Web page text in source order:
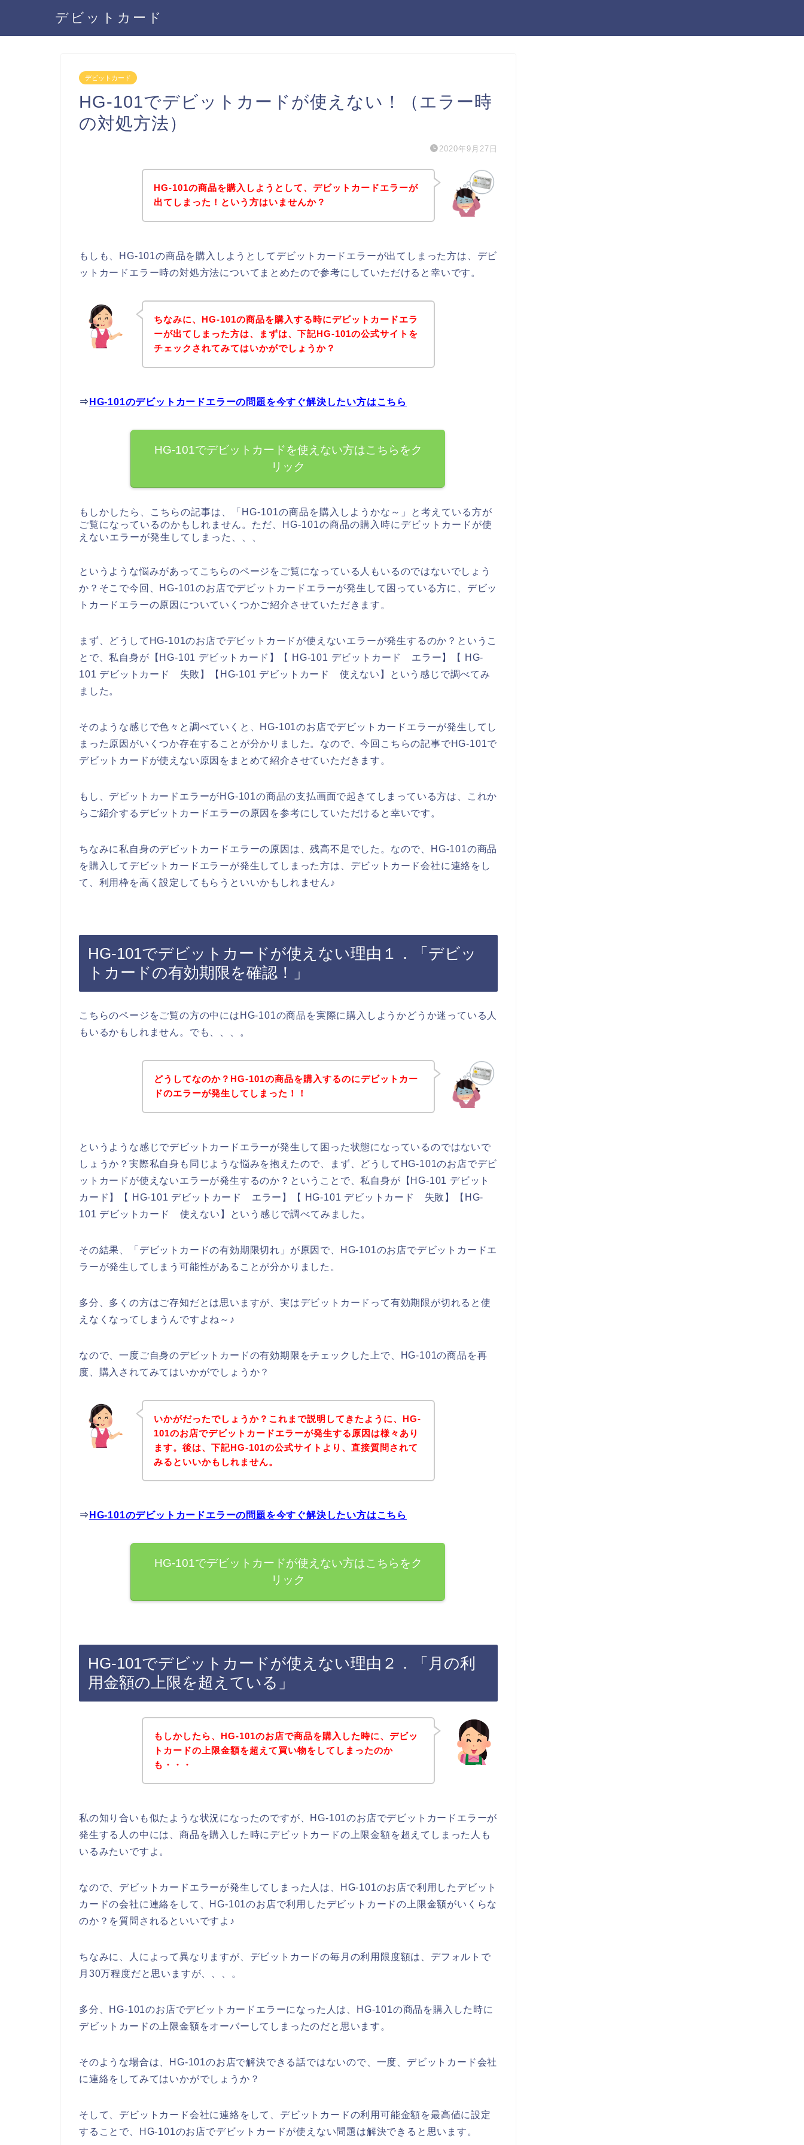
デビットカード
デビットカード
HG-101でデビットカードが使えない！（エラー時
の対処方法）
2020年9月27日
HG-101の商品を購入しようとして、デビットカードエラーが
出てしまった！という方はいませんか？
もしも、HG-101の商品を購入しようとしてデビットカードエラーが出てしまった方は、デビ
ットカードエラー時の対処方法についてまとめたので参考にしていただけると幸いです。
ちなみに、HG-101の商品を購入する時にデビットカードエラ
ーが出てしまった方は、まずは、下記HG-101の公式サイトを
チェックされてみてはいかがでしょうか？
⇒ HG-101のデビットカードエラーの問題を今すぐ解決したい方はこちら
HG-101でデビットカードを使えない方はこちらをク
リック
もしかしたら、こちらの記事は、「HG-101の商品を購入しようかな～」と考えている方が
ご覧になっているのかもしれません。ただ、HG-101の商品の購入時にデビットカードが使
えないエラーが発生してしまった、、、
というような悩みがあってこちらのページをご覧になっている人もいるのではないでしょう
か？そこで今回、HG-101のお店でデビットカードエラーが発生して困っている方に、デビッ
トカードエラーの原因についていくつかご紹介させていただきます。
まず、どうしてHG-101のお店でデビットカードが使えないエラーが発生するのか？というこ
とで、私自身が【HG-101 デビットカード】【 HG-101 デビットカード エラー】【 HG-
101 デビットカード 失敗】【HG-101 デビットカード 使えない】という感じで調べてみ
ました。
そのような感じで色々と調べていくと、HG-101のお店でデビットカードエラーが発生してし
まった原因がいくつか存在することが分かりました。なので、今回こちらの記事でHG-101で
デビットカードが使えない原因をまとめて紹介させていただきます。
もし、デビットカードエラーがHG-101の商品の支払画面で起きてしまっている方は、これか
らご紹介するデビットカードエラーの原因を参考にしていただけると幸いです。
ちなみに私自身のデビットカードエラーの原因は、残高不足でした。なので、HG-101の商品
を購入してデビットカードエラーが発生してしまった方は、デビットカード会社に連絡をし
て、利用枠を高く設定してもらうといいかもしれません♪
HG-101でデビットカードが使えない理由１．「デビッ
トカードの有効期限を確認！」
こちらのページをご覧の方の中にはHG-101の商品を実際に購入しようかどうか迷っている人
もいるかもしれません。でも、、、。
どうしてなのか？HG-101の商品を購入するのにデビットカー
ドのエラーが発生してしまった！！
というような感じでデビットカードエラーが発生して困った状態になっているのではないで
しょうか？実際私自身も同じような悩みを抱えたので、まず、どうしてHG-101のお店でデビ
ットカードが使えないエラーが発生するのか？ということで、私自身が【HG-101 デビット
カード】【 HG-101 デビットカード エラー】【 HG-101 デビットカード 失敗】【HG-
101 デビットカード 使えない】という感じで調べてみました。
その結果、「デビットカードの有効期限切れ」が原因で、HG-101のお店でデビットカードエ
ラーが発生してしまう可能性があることが分かりました。
多分、多くの方はご存知だとは思いますが、実はデビットカードって有効期限が切れると使
えなくなってしまうんですよね～♪
なので、一度ご自身のデビットカードの有効期限をチェックした上で、HG-101の商品を再
度、購入されてみてはいかがでしょうか？
いかがだったでしょうか？これまで説明してきたように、HG-
101のお店でデビットカードエラーが発生する原因は様々あり
ます。後は、下記HG-101の公式サイトより、直接質問されて
みるといいかもしれません。
⇒ HG-101のデビットカードエラーの問題を今すぐ解決したい方はこちら
HG-101でデビットカードが使えない方はこちらをク
リック
HG-101でデビットカードが使えない理由２．「月の利
用金額の上限を超えている」
もしかしたら、HG-101のお店で商品を購入した時に、デビッ
トカードの上限金額を超えて買い物をしてしまったのか
も・・・
私の知り合いも似たような状況になったのですが、HG-101のお店でデビットカードエラーが
発生する人の中には、商品を購入した時にデビットカードの上限金額を超えてしまった人も
いるみたいですよ。
なので、デビットカードエラーが発生してしまった人は、HG-101のお店で利用したデビット
カードの会社に連絡をして、HG-101のお店で利用したデビットカードの上限金額がいくらな
のか？を質問されるといいですよ♪
ちなみに、人によって異なりますが、デビットカードの毎月の利用限度額は、デフォルトで
月30万程度だと思いますが、、、。
多分、HG-101のお店でデビットカードエラーになった人は、HG-101の商品を購入した時に
デビットカードの上限金額をオーバーしてしまったのだと思います。
そのような場合は、HG-101のお店で解決できる話ではないので、一度、デビットカード会社
に連絡をしてみてはいかがでしょうか？
そして、デビットカード会社に連絡をして、デビットカードの利用可能金額を最高値に設定
することで、HG-101のお店でデビットカードが使えない問題は解決できると思います。